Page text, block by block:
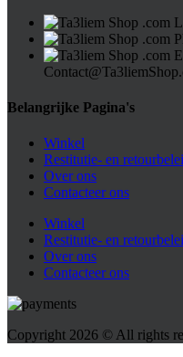
Belangrijke Pagina's
Winkel
Restitutie- en
Over ons
Contacteer ons
Winkel
Restitutie- en
Over ons
Contacteer ons
Copyright 2026 © All rights